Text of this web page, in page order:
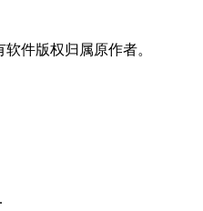
件版权归属原作者。